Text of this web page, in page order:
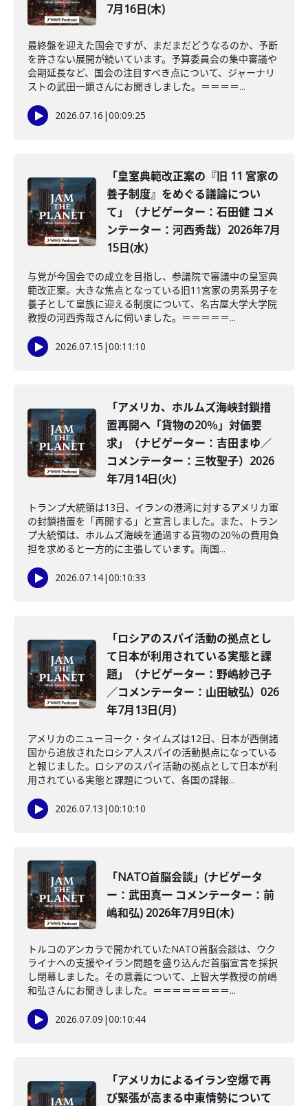
7月16日(木)
最終盤を迎えた国会ですが、まだまだどうなるのか、予断
を許さない展開が続いています。予算委員会の集中審議や
会期延長など、国会の注目すべき点について、ジャーナリ
ストの武田一顕さんにお聞きしました。＝＝＝＝...
2026.07.16 |00:09:25
「皇室典範改正案の『旧 11 宮家の
養子制度』をめぐる議論につい
て」（ナビゲーター：石田健 コメ
ンテーター：河西秀哉）2026年7月
15日(水)
与党が今国会での成立を目指し、参議院で審議中の皇室典
範改正案。大きな焦点となっている旧11宮家の男系男子を
養子として皇族に迎える制度について、名古屋大学大学院
教授の河西秀哉さんに伺いました。＝＝＝＝＝...
2026.07.15 |00:11:10
「アメリカ、ホルムズ海峡封鎖措
置再開へ「貨物の20％」対価要
求」（ナビゲーター：吉田まゆ／
コメンテーター：三牧聖子）2026
年7月14日(火)
トランプ大統領は13日、イランの港湾に対するアメリカ軍
の封鎖措置を「再開する」と宣言しました。また、トラン
プ大統領は、ホルムズ海峡を通過する貨物の20％の費用負
担を求めると一方的に主張しています。両国...
2026.07.14|00:10:33
「ロシアのスパイ活動の拠点とし
て日本が利用されている実態と課
題」（ナビゲーター：野嶋紗己子
／コメンテーター：山田敏弘）026
年7月13日(月)
アメリカのニューヨーク・タイムズは12日、日本が西側諸
国から追放されたロシア人スパイの活動拠点になっている
と報じました。ロシアのスパイ活動の拠点として日本が利
用されている実態と課題について、各国の諜報...
2026.07.13 |00:10:10
「NATO首脳会談」(ナビゲータ
ー：武田真一 コメンテーター：前
嶋和弘) 2026年7月9日(木)
トルコのアンカラで開かれていたNATO首脳会談は、ウク
ライナへの支援やイラン問題を盛り込んだ首脳宣言を採択
し閉幕しました。その意義について、上智大学教授の前嶋
和弘さんにお聞きしました。＝＝＝＝＝＝＝＝...
2026.07.09 |00:10:44
「アメリカによるイラン空爆で再
び緊張が高まる中東情勢について